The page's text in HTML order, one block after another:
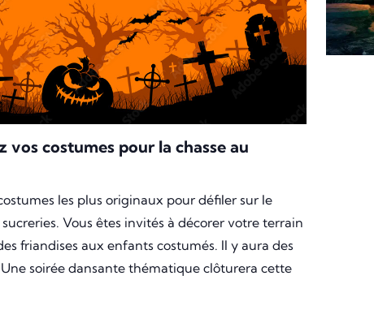
vos costumes pour la chasse au
les plus originaux pour défiler sur le
Vous êtes invités à décorer votre terrain
friandises aux enfants costumés. Il y aura des
soirée dansante thématique clôturera cette